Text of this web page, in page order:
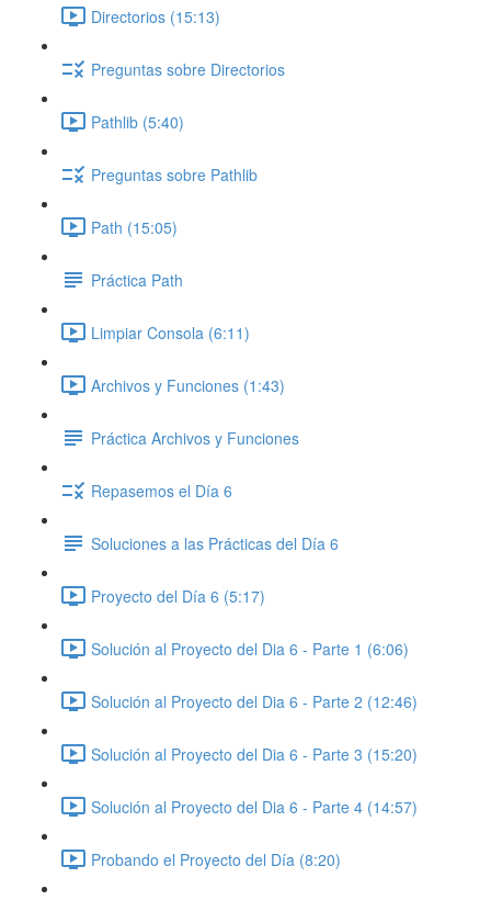
Directorios (15:13)
Preguntas sobre Directorios
Pathlib (5:40)
Preguntas sobre Pathlib
Path (15:05)
Práctica Path
Limpiar Consola (6:11)
Archivos y Funciones (1:43)
Práctica Archivos y Funciones
Repasemos el Día 6
Soluciones a las Prácticas del Día 6
Proyecto del Día 6 (5:17)
Solución al Proyecto del Dia 6 - Parte 1 (6:06)
Solución al Proyecto del Dia 6 - Parte 2 (12:46)
Solución al Proyecto del Dia 6 - Parte 3 (15:20)
Solución al Proyecto del Dia 6 - Parte 4 (14:57)
Probando el Proyecto del Día (8:20)